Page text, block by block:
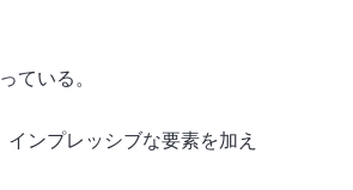
ている。
ンプレッシブな要素を加え